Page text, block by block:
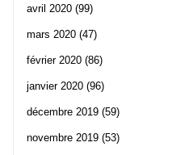
avril 2020 (99)
mars 2020 (47)
février 2020 (86)
janvier 2020 (96)
décembre 2019 (59)
novembre 2019 (53)